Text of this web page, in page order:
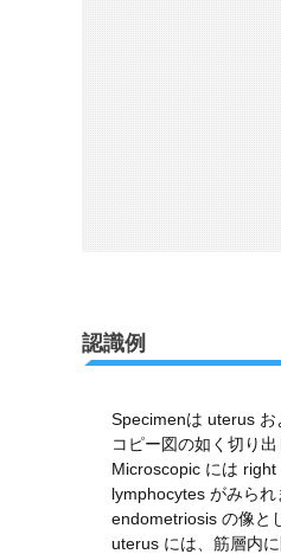
認識例
Specimenは uterus お
コピー図の如く切り出
Microscopic には
lymphocytes がみられ
endometriosis の像と
uterus には、筋層内